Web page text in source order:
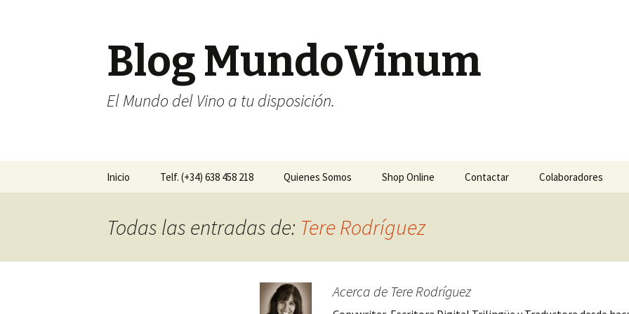
Blog MundoVinum
El Mundo del Vino a tu disposición.
Ir al contenido
Inicio Telf. (+34) 638 458 218 Quienes Somos Shop Online Contactar Colaboradores
Todas las entradas de: Tere Rodríguez
Acerca de Tere Rodríguez